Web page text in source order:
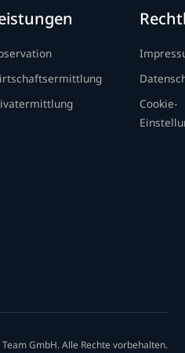
Cookie-
GmbH. Alle Rechte vorbehalten.